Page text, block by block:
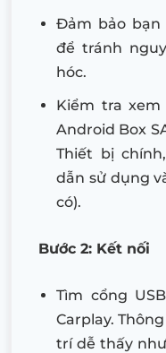
Đảm bảo bạn
để tránh
hóc.
Kiểm tra
Android Box
Thiết bị
dẫn sử dụng
có).
Bước 2: Kết nối
Tìm cổng
Carplay.
trí dễ thấy